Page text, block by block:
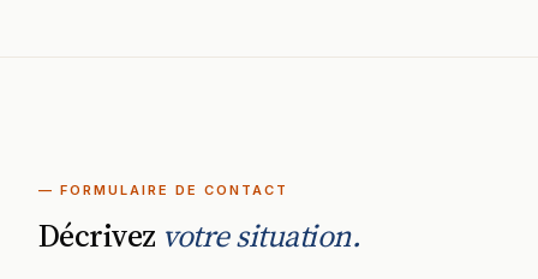
— FORMULAIRE DE CONTACT
Décrivez votre situation.